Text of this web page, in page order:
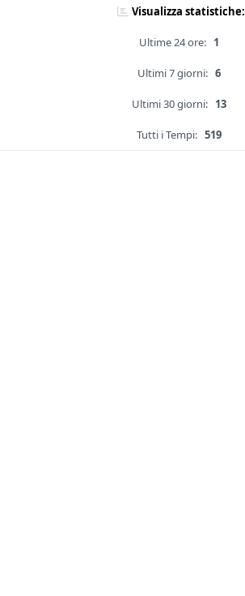
Visualizza statistiche:
Ultime 24 ore: 1
Ultimi 7 giorni: 6
Ultimi 30 giorni: 13
Tutti i Tempi: 519